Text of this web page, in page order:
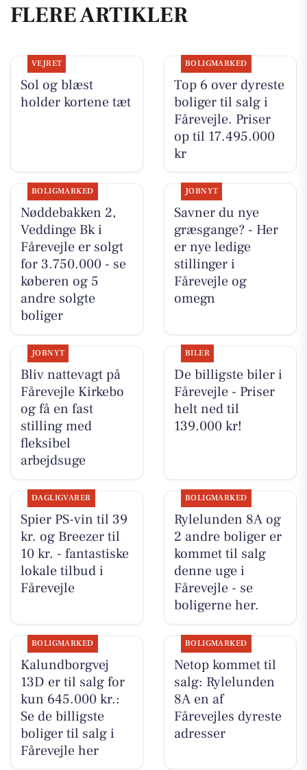
FLERE ARTIKLER
VEJRET
Sol og blæst
holder kortene tæt
BOLIGMARKED
Top 6 over dyreste
boliger til salg i
Fårevejle. Priser
op til 17.495.000
kr
BOLIGMARKED
Nøddebakken 2,
Veddinge Bk i
Fårevejle er solgt
for 3.750.000 - se
køberen og 5
andre solgte
boliger
JOBNYT
Savner du nye
græsgange? - Her
er nye ledige
stillinger i
Fårevejle og
omegn
JOBNYT
Bliv nattevagt på
Fårevejle Kirkebo
og få en fast
stilling med
fleksibel
arbejdsuge
BILER
De billigste biler i
Fårevejle - Priser
helt ned til
139.000 kr!
DAGLIGVARER
Spier PS-vin til 39
kr. og Breezer til
10 kr. - fantastiske
lokale tilbud i
Fårevejle
BOLIGMARKED
Rylelunden 8A og
2 andre boliger er
kommet til salg
denne uge i
Fårevejle - se
boligerne her.
BOLIGMARKED
Kalundborgvej
13D er til salg for
kun 645.000 kr.:
Se de billigste
boliger til salg i
Fårevejle her
BOLIGMARKED
Netop kommet til
salg: Rylelunden
8A en af
Fårevejles dyreste
adresser